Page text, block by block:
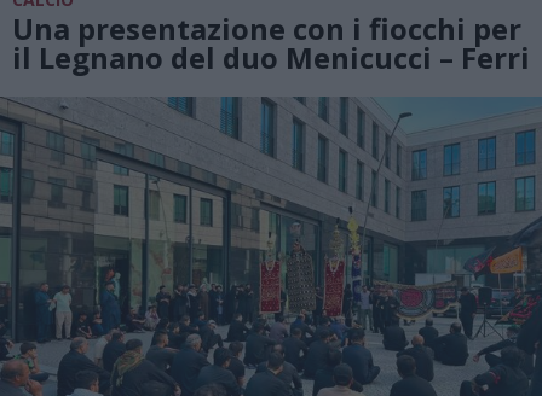
Una presentazione con i fiocchi per
il Legnano del duo Menicucci – Ferri